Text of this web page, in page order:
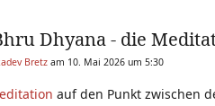
Dhyana - die
Bretz am 10. Mai 2026 um 5:30
auf den Punkt zwischen